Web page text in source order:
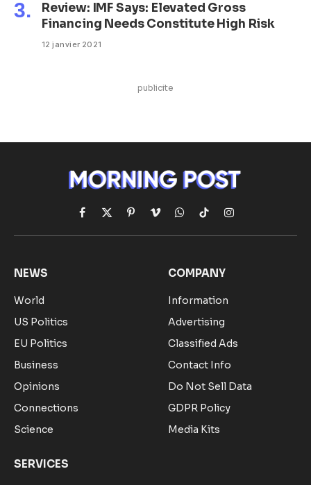
Review: IMF Says: Elevated Gross
Financing Needs Constitute High Risk
12 janvier 2021
publicite
Facebook
X
(Twitter)
Pinterest
VimeoWhatsApp
TikTokInstagram
NEWS
World
US Politics
EU Politics
Business
Opinions
Connections
Science
COMPANY
Information
Advertising
Classified Ads
Contact Info
Do Not Sell Data
GDPR Policy
Media Kits
SERVICES